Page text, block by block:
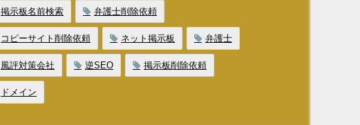
掲示板名前検索 弁護士削除依頼
コピーサイト削除依頼 ネット掲示板 弁護士
風評対策会社 逆SEO 掲示板削除依頼
ドメイン